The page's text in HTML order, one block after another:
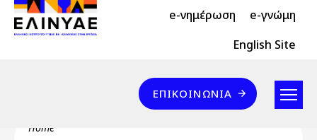
Skip to main content
Header Top 2 e-νημέρωση e-γνώμη
Header Top English Site
Επικοινωνία
ΕΠΙΚΟΙΝΩΝΊΑ
Breadcrumb
Home